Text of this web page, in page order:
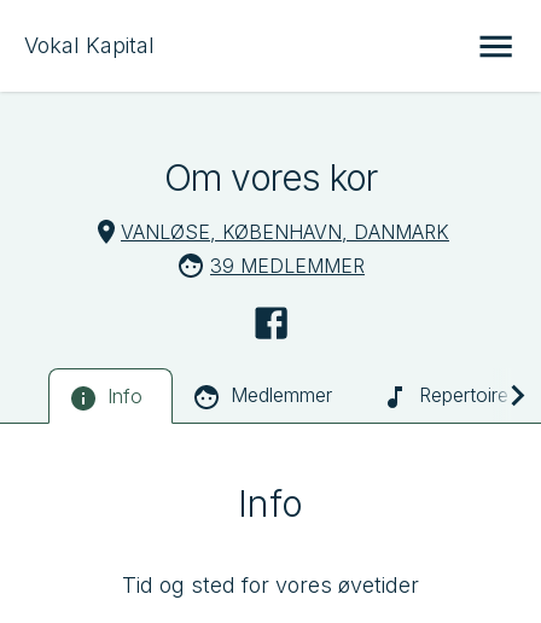
Vokal Kapital
Om vores kor
VANLØSE, KØBENHAVN, DANMARK
39 MEDLEMMER
Info Medlemmer Repertoire
Info
Tid og sted for vores øvetider